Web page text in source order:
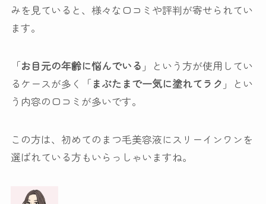
みを見ていると、様々な口コミや評判が寄せられてい
ます。
「お目元の年齢に悩んでいる 」という方が使用してい
るケースが多く「まぶたまで一気に塗れてラク 」とい
う内容の口コミが多いです。
この方は、初めてのまつ毛美容液にスリーインワンを
選ばれている方もいらっしゃいますね。